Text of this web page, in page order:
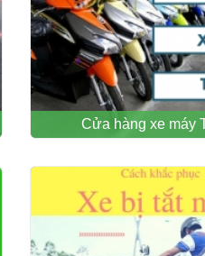
Cửa hàng xe máy